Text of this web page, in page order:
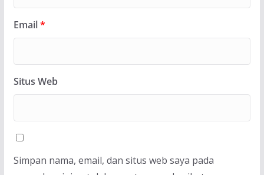
Email*
Situs Web
Simpan nama, email, dan situs web saya pada